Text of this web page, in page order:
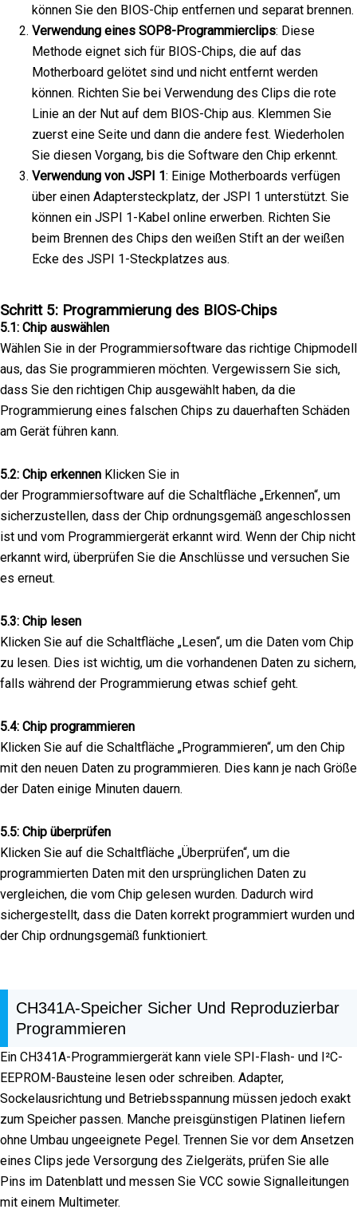
können Sie den BIOS-Chip entfernen und separat brennen.
Verwendung eines SOP8-Programmierclips: Diese
Methode eignet sich für BIOS-Chips, die auf das
Motherboard gelötet sind und nicht entfernt werden
können. Richten Sie bei Verwendung des Clips die rote
Linie an der Nut auf dem BIOS-Chip aus. Klemmen Sie
zuerst eine Seite und dann die andere fest. Wiederholen
Sie diesen Vorgang, bis die Software den Chip erkennt.
Verwendung von JSPI 1: Einige Motherboards verfügen
über einen Adaptersteckplatz, der JSPI 1 unterstützt. Sie
können ein JSPI 1-Kabel online erwerben. Richten Sie
beim Brennen des Chips den weißen Stift an der weißen
Ecke des JSPI 1-Steckplatzes aus.
Schritt 5: Programmierung des BIOS-Chips
5.1: Chip auswählen
Wählen Sie in der Programmiersoftware das richtige Chipmodell
aus, das Sie programmieren möchten. Vergewissern Sie sich,
dass Sie den richtigen Chip ausgewählt haben, da die
Programmierung eines falschen Chips zu dauerhaften Schäden
am Gerät führen kann.
5.2: Chip erkennen Klicken Sie in
der Programmiersoftware auf die Schaltfläche „Erkennen“, um
sicherzustellen, dass der Chip ordnungsgemäß angeschlossen
ist und vom Programmiergerät erkannt wird. Wenn der Chip nicht
erkannt wird, überprüfen Sie die Anschlüsse und versuchen Sie
es erneut.
5.3: Chip lesen
Klicken Sie auf die Schaltfläche „Lesen“, um die Daten vom Chip
zu lesen. Dies ist wichtig, um die vorhandenen Daten zu sichern,
falls während der Programmierung etwas schief geht.
5.4: Chip programmieren
Klicken Sie auf die Schaltfläche „Programmieren“, um den Chip
mit den neuen Daten zu programmieren. Dies kann je nach Größe
der Daten einige Minuten dauern.
5.5: Chip überprüfen
Klicken Sie auf die Schaltfläche „Überprüfen“, um die
programmierten Daten mit den ursprünglichen Daten zu
vergleichen, die vom Chip gelesen wurden. Dadurch wird
sichergestellt, dass die Daten korrekt programmiert wurden und
der Chip ordnungsgemäß funktioniert.
CH341A-Speicher Sicher Und Reproduzierbar
Programmieren
Ein CH341A-Programmiergerät kann viele SPI-Flash- und I²C-
EEPROM-Bausteine lesen oder schreiben. Adapter,
Sockelausrichtung und Betriebsspannung müssen jedoch exakt
zum Speicher passen. Manche preisgünstigen Platinen liefern
ohne Umbau ungeeignete Pegel. Trennen Sie vor dem Ansetzen
eines Clips jede Versorgung des Zielgeräts, prüfen Sie alle
Pins im Datenblatt und messen Sie VCC sowie Signalleitungen
mit einem Multimeter.